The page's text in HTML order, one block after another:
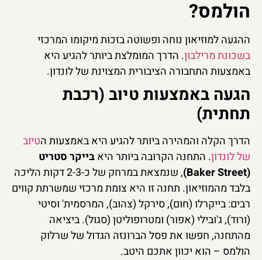
הולמס?
ההגעה למוזיאון נוחה ופשוטה בזכות מיקומו המרכזי
בשכונת מרילבון. הדרך המומלצת ביותר להגיע היא
באמצעות התחבורה הציבורית המצוינת של לונדון.
הגעה באמצעות טיוב (רכבת
תחתית)
הדרך הקלה והמהירה ביותר להגיע היא באמצעות הטיוב
של לונדון. התחנה הקרובה ביותר היאבייקר סטריט
(Baker Street)
, שנמצאת במרחק של כ-2-3 דקות הליכה
בלבד מהמוזיאון. תחנה זו היא צומת מרכזי שמשרתת קווים
רבים: בייקרלו (חום), סירקל (צהוב), המרסמית' וסיטי
(ורוד), ג'ובילי (אפור) ומטרופוליטן (סגול). ביציאה
מהתחנה, חפשו את פסל הברונזה הגדול של שרלוק
הולמס – הוא יכוון אתכם היטב.